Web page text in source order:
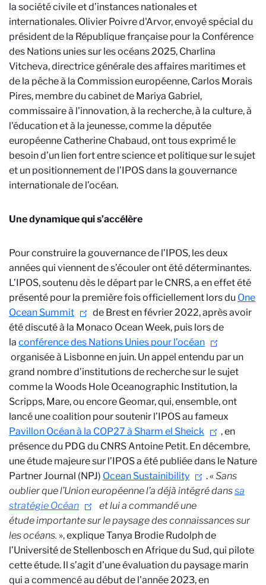
la société civile et d’instances nationales et
internationales. Olivier Poivre d'Arvor, envoyé spécial du
président de la République française pour la Conférence
des Nations unies sur les océans 2025, Charlina
Vitcheva, directrice générale des affaires maritimes et
de la pêche à la Commission européenne, Carlos Morais
Pires, membre du cabinet de Mariya Gabriel,
commissaire à l'innovation, à la recherche, à la culture, à
l'éducation et à la jeunesse, comme la députée
européenne Catherine Chabaud, ont tous exprimé le
besoin d’un lien fort entre science et politique sur le sujet
et un positionnement de l’IPOS dans la gouvernance
internationale de l’océan.
Une dynamique qui s’accélère
Pour construire la gouvernance de l’IPOS, les deux
années qui viennent de s’écouler ont été déterminantes.
L’IPOS, soutenu dès le départ par le CNRS, a en effet été
présenté pour la première fois officiellement lors du One
Ocean Summit
de Brest en février 2022, après avoir
été discuté à la Monaco Ocean Week, puis lors de
la conférence des Nations Unies pour l’océan
organisée à Lisbonne en juin. Un appel entendu par un
grand nombre d’institutions de recherche sur le sujet
comme la Woods Hole Oceanographic Institution, la
Scripps, Mare,ou encore Geomar, qui, ensemble, ont
lancé unecoalition pour soutenir l’IPOS au fameux
Pavillon Océan à la COP27 à Sharm el Sheick
, en
présence du PDG du CNRS Antoine Petit. En décembre,
une étude majeure sur l’IPOS a été publiée dans le Nature
Partner Journal (NPJ) Ocean Sustainibility . «Sans
oublier que l’Union européenne l’a déjà intégré danssa
stratégie Océan
et lui a commandé une
étude importante sur le paysage des connaissances sur
les océans. », explique Tanya Brodie Rudolph de
l’Université de Stellenbosch en Afrique du Sud, qui pilote
cette étude. Il s’agit d’une évaluation du paysage marin
qui a commencé au début de l'année 2023, en